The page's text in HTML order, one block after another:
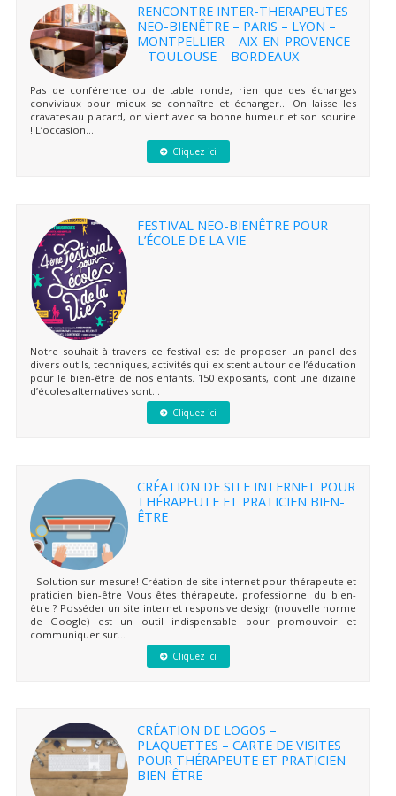
RENCONTRE INTER-THERAPEUTES
NEO-BIENÊTRE – PARIS – LYON –
MONTPELLIER – AIX-EN-PROVENCE
– TOULOUSE – BORDEAUX
Pas de conférence ou de table ronde, rien que des échanges
conviviaux pour mieux se connaître et échanger… On laisse les
cravates au placard, on vient avec sa bonne humeur et son sourire
! L’occasion...
Cliquez ici
FESTIVAL NEO-BIENÊTRE POUR
L’ÉCOLE DE LA VIE
Notre souhait à travers ce festival est de proposer un panel des
divers outils, techniques, activités qui existent autour de l’éducation
pour le bien-être de nos enfants. 150 exposants, dont une dizaine
d’écoles alternatives sont...
Cliquez ici
CRÉATION DE SITE INTERNET POUR
THÉRAPEUTE ET PRATICIEN BIEN-
ÊTRE
Solution sur-mesure! Création de site internet pour thérapeute et
praticien bien-être Vous êtes thérapeute, professionnel du bien-
être ? Posséder un site internet responsive design (nouvelle norme
de Google) est un outil indispensable pour promouvoir et
communiquer sur...
Cliquez ici
CRÉATION DE LOGOS –
PLAQUETTES – CARTE DE VISITES
POUR THÉRAPEUTE ET PRATICIEN
BIEN-ÊTRE